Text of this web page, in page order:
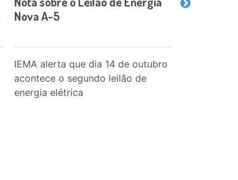
Nova A-5
IEMA alerta que dia 14 de outubro
acontece o segundo leilão de
energia elétrica